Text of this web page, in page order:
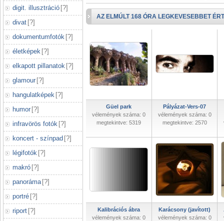
digit. illusztráció [?]
divat [?]
dokumentumfotók [?]
életképek [?]
elkapott pillanatok [?]
glamour [?]
hangulatképek [?]
humor [?]
infravörös fotók [?]
koncert - színpad [?]
légifotók [?]
makró [?]
panoráma [?]
portré [?]
riport [?]
AZ ELMÚLT 168 ÓRA LEGKEVESEBBET
Güel park
vélemények száma: 0
megtekintve: 5319
Pályázat-Vers-07
vélemények száma: 0
megtekintve: 2570
Kalibrációs ábra
vélemények száma: 0
Karácsony (javított)
vélemények száma: 0